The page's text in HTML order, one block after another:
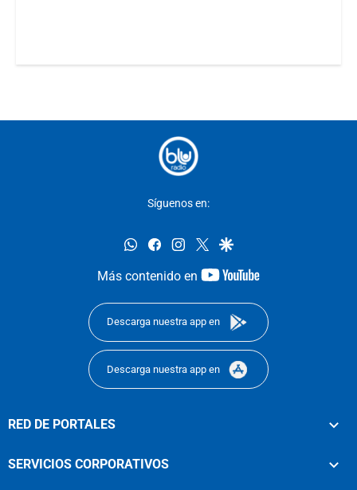
Síguenos en:
whatsappfacebookinstagram
twittergoogle
Más contenido en
youtube-
Descarga nuestra app en
Descarga nuestra app en
RED DE PORTALES
SERVICIOS CORPORATIVOS